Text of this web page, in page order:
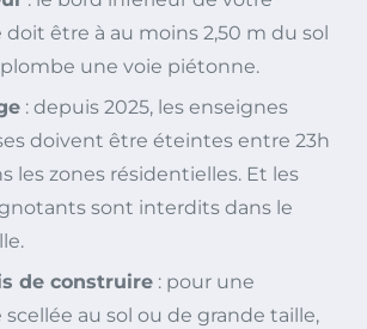
être à au moins 2,50 m du sol
une voie piétonne.
: depuis 2025, les enseignes
doivent être éteintes entre 23h
les zones résidentielles. Et les
sont interdits dans le
de construire : pour une
au sol ou de grande taille,